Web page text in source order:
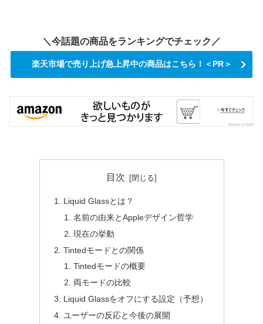
＼今話題の商品をランキングでチェック／
楽天市場で売り上げ急上昇中の商品はこちら！＜PR＞
目次
Liquid Glassとは？
名前の由来とAppleデザイン哲学
現在の挙動
Tintedモードとの関係
Tintedモードの概要
両モードの比較
Liquid Glassをオフにする設定（予想）
ユーザーの反応と今後の展開